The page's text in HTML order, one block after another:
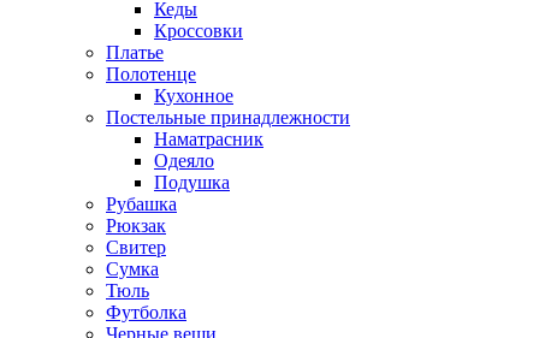
Кеды
Кроссовки
Платье
Полотенце
Кухонное
Постельные принадлежности
Наматрасник
Одеяло
Подушка
Рубашка
Рюкзак
Свитер
Сумка
Тюль
Футболка
Черные вещи